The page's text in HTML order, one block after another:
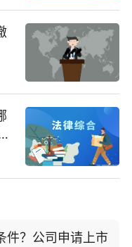
件？公司申请上市